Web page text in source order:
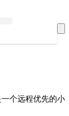
个远程优先的小